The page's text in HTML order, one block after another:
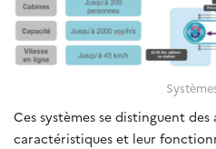
Ces systèmes se distinguent
caractéristiques et leur